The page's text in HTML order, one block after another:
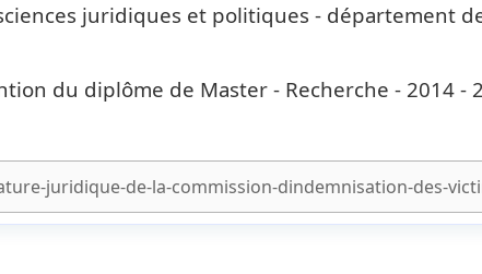
juridiques et politiques - département
du diplôme de Master - Recherche - 2014 -